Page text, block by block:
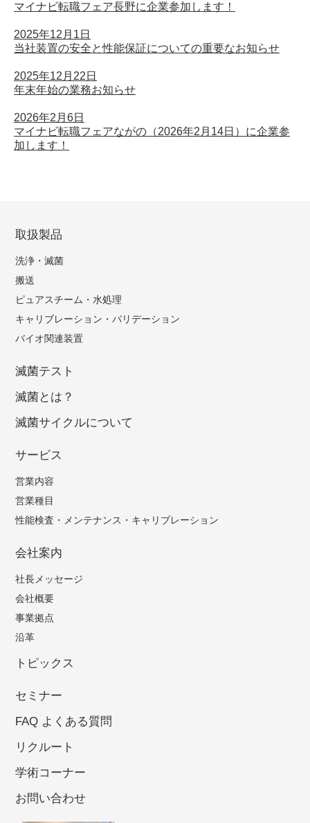
マイナビ転職フェア長野に企業参加します！
2025年12月1日
当社装置の安全と性能保証についての重要なお知らせ
2025年12月22日
年末年始の業務お知らせ
2026年2月6日
マイナビ転職フェアながの（2026年2月14日）に企業参
加します！
取扱製品
洗浄・滅菌
搬送
ピュアスチーム・水処理
キャリブレーション・バリデーション
バイオ関連装置
滅菌テスト
滅菌とは？
滅菌サイクルについて
サービス
営業内容
営業種目
性能検査・メンテナンス・ キャリブレーション
会社案内
社長メッセージ
会社概要
事業拠点
沿革
トピックス
セミナー
FAQ よくある質問
リクルート
学術コーナー
お問い合わせ